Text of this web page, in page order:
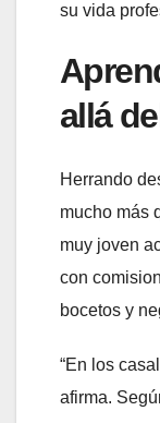
su vida
allá
Herrando
mucho más
muy joven
con
bocetos y
“En los
afirma.